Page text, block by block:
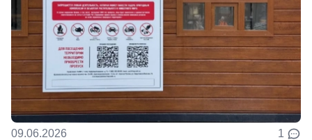
09.06.2026 1